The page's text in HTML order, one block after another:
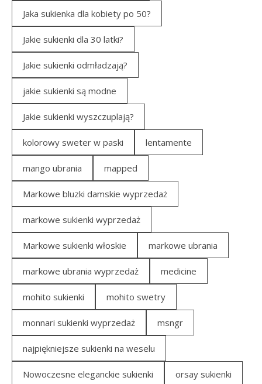
Jaka sukienka dla kobiety po 50?
Jakie sukienki dla 30 latki?
Jakie sukienki odmładzają?
jakie sukienki są modne
Jakie sukienki wyszczuplają?
kolorowy sweter w paski lentamente
mango ubrania mapped
Markowe bluzki damskie wyprzedaż
markowe sukienki wyprzedaż
Markowe sukienki włoskie markowe ubrania
markowe ubrania wyprzedaż medicine
mohito sukienki mohito swetry
monnari sukienki wyprzedaż msngr
najpiękniejsze sukienki na weselu
Nowoczesne eleganckie sukienki orsay sukienki